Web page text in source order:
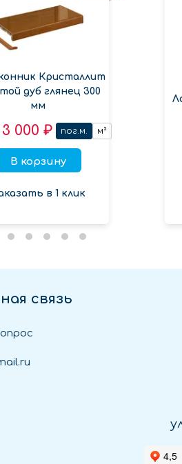
Кристаллит
дуб глянец 300
мм
3 000 ₽ пог.м. м²
В корзину
в 1 клик
связь